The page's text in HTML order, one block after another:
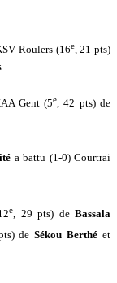
Roulers (16e, 21 pts)
Gent (5e, 42 pts) de
a battu (1-0) Courtrai
e , 29 pts) de Bassala
deSékou Berthé et